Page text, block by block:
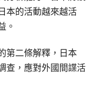
本的活動越來越活
。
第二條解釋，日本
查，應對外國間諜活